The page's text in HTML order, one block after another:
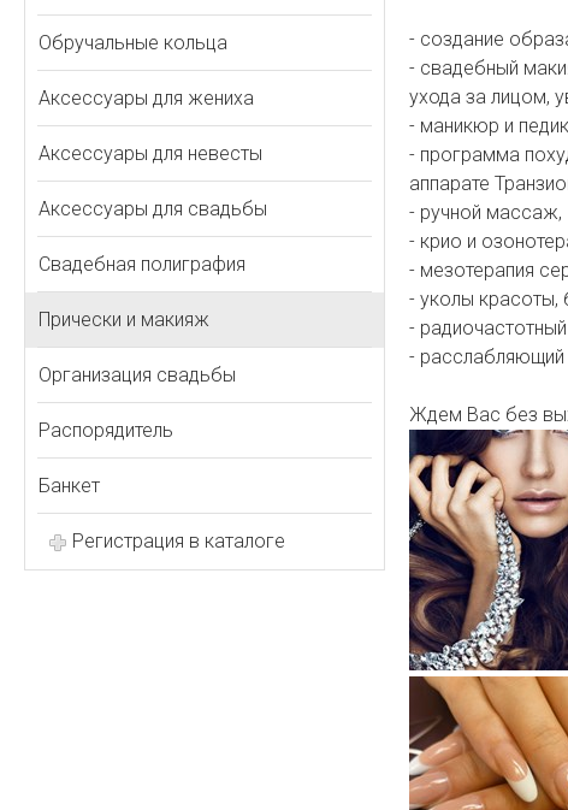
- создание
- свадебный
ухода за лицом,
- маникюр и
- программа
аппарате
- ручной массаж,
- крио и
- мезотерапия
- уколы красоты,
- радиочастотный
-
Ждем Вас без
Обручальные кольца
Аксессуары для жениха
Аксессуары для невесты
Аксессуары для свадьбы
Свадебная полиграфия
Прически и макияж
Организация свадьбы
Распорядитель
Банкет
Регистрация в каталоге